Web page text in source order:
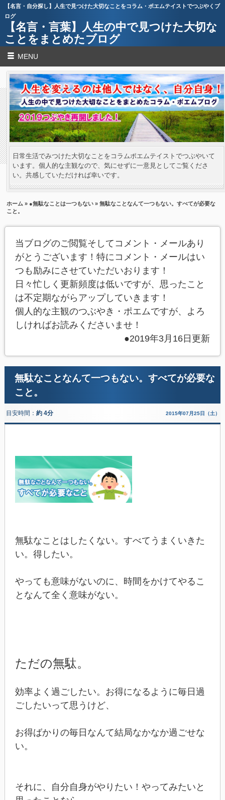
【名言・自分探し】人生で見つけた大切なことをコラム・ポエムテイストでつぶやくブ
ログ
【名言・言葉】人生の中で見つけた大切な
ことをまとめたブログ
MENU
日常生活でみつけた大切なことをコラムポエムテイストでつぶやいて
います。個人的な主観なので、気にせずに一意見としてご覧くださ
い。共感していただければ幸いです。
ホーム » ●無駄なことは一つもない » 無駄なことなんて一つもない。すべてが必要な
こと。
当ブログのご閲覧そしてコメント・メールあり
がとうございます！特にコメント・メールはい
つも励みにさせていただいおります！
日々忙しく更新頻度は低いですが、思ったこと
は不定期ながらアップしていきます！
個人的な主観のつぶやき・ポエムですが、よろ
しければお読みくださいませ！
●2019年3月16日更新
無駄なことなんて一つもない。すべてが必要な
こと。
目安時間： 約 4分 2015年07月25日（土）
無駄なことはしたくない。すべてうまくいきた
い。得したい。
やっても意味がないのに、時間をかけてやるこ
となんて全く意味がない。
ただの無駄。
効率よく過ごしたい。お得になるように毎日過
ごしたいって思うけど、
お得ばかりの毎日なんて結局なかなか過ごせな
い。
それに、自分自身がやりたい！やってみたいと